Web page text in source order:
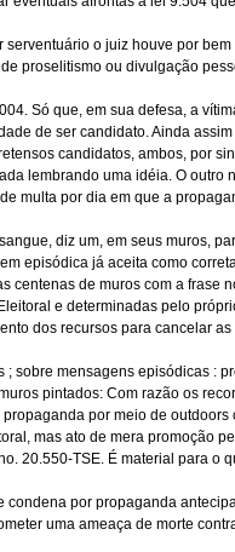
serventuário o juiz houve por
proselitismo ou divulgação
Só que, em sua defesa, a
de ser candidato. Ainda assim
candidatos, ambos, por
lembrando uma idéia. O outro
multa por dia em que a
diz um, em seus muros,
episódica já aceita como
centenas de muros com a frase
e determinadas pelo
dos recursos para cancelar as
sobre mensagens episódicas :
pintados: Com razão os
por meio de outdoors
mas ato de mera promoção
20.550-TSE. É material para o
condena por propaganda
uma ameaça de morte